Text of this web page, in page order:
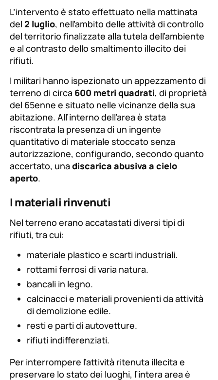
L’intervento è stato effettuato nella mattinata
del 2 luglio, nell’ambito delle attività di controllo
del territorio finalizzate alla tutela dell’ambiente
e al contrasto dello smaltimento illecito dei
rifiuti.
I militari hanno ispezionato un appezzamento di
terreno di circa 600 metri quadrati, di proprietà
del 65enne e situato nelle vicinanze della sua
abitazione. All’interno dell’area è stata
riscontrata la presenza di un ingente
quantitativo di materiale stoccato senza
autorizzazione, configurando, secondo quanto
accertato, una discarica abusiva a cielo
aperto.
I materiali rinvenuti
Nel terreno erano accatastati diversi tipi di
rifiuti, tra cui:
materiale plastico e scarti industriali.
rottami ferrosi di varia natura.
bancali in legno.
calcinacci e materiali provenienti da attività
di demolizione edile.
resti e parti di autovetture.
rifiuti indifferenziati.
Per interrompere l’attività ritenuta illecita e
preservare lo stato dei luoghi, l’intera area è